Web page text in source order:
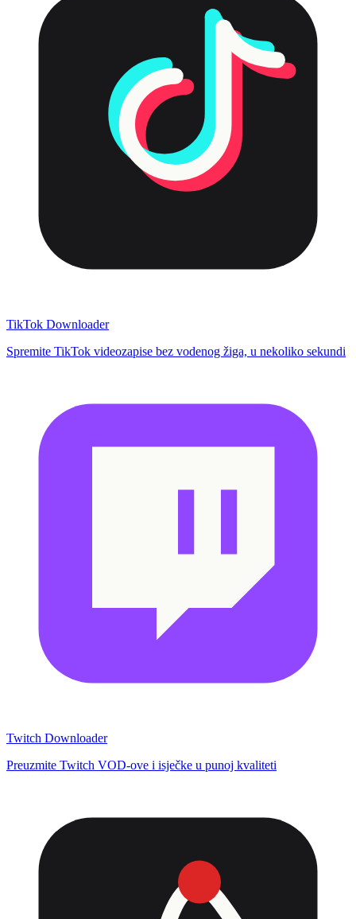
TikTok Downloader
Spremite TikTok videozapise bez vodenog žiga, u nekoliko sekundi
Twitch Downloader
Preuzmite Twitch VOD-ove i isječke u punoj kvaliteti